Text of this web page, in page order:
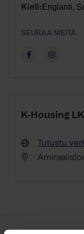
Kieli: Englanti,
SEURAA MEITÄ
K-Housing
Tutustu